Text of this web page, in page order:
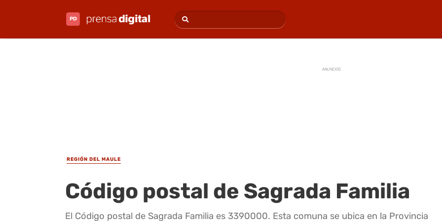
ANUNCIOS
REGIÓN DEL MAULE
Código postal de Sagrada Familia
El Código postal de Sagrada Familia es 3390000. Esta comuna se ubica en la Provincia